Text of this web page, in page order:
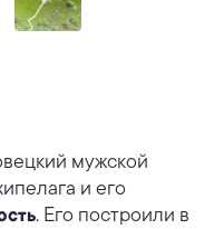
мужской
и его
. Его построили в